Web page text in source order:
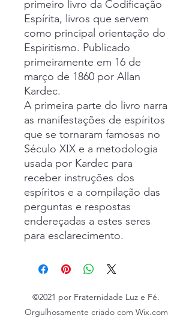
primeiro livro da Codificação
Espírita, livros que servem
como principal orientação do
Espiritismo. Publicado
primeiramente em 16 de
março de 1860 por Allan
Kardec.
A primeira parte do livro narra
as manifestações de espíritos
que se tornaram famosas no
Século XIX e a metodologia
usada por Kardec para
receber instruções dos
espíritos e a compilação das
perguntas e respostas
endereçadas a estes seres
para esclarecimento.
©2021 por Fraternidade Luz e Fé.
Orgulhosamente criado com Wix.com